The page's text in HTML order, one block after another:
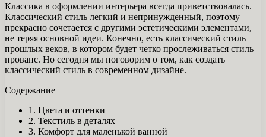
Классика в оформлении интерьера всегда приветствовалась.
Классический стиль легкий и непринужденный, поэтому
прекрасно сочетается с другими эстетическими элементами,
не теряя основной идеи. Конечно, есть классический стиль
прошлых веков, в котором будет четко прослеживаться стиль
прованс. Но сегодня мы поговорим о том, как создать
классический стиль в современном дизайне.
Содержание
1. Цвета и оттенки
2. Текстиль в деталях
3. Комфорт для маленькой ванной